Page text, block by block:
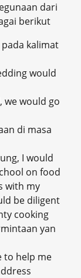
dari
berikut
kalimat
would
we would go
di masa
I would
on food
with my
be diligent
cooking
yan
to help me